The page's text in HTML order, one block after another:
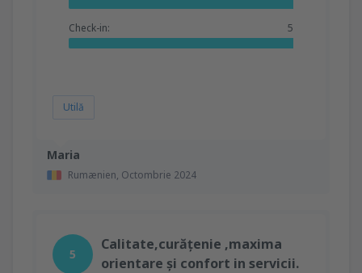
Maria
Rumænien, Octombrie 2024
Check-in: 5
Utilă
5
Calitate,curățenie ,maxima
orientare și confort in servicii.